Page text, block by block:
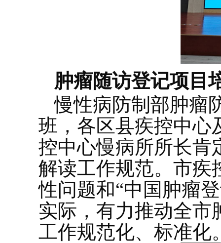
肿瘤随访登记项目
慢性病防制部肿瘤
班，各区县疾控中心
控中心慢病所所长肯
解读工作规范。市疾
性问题和“中国肿瘤
实际，有力推动全市
工作规范化、标准化